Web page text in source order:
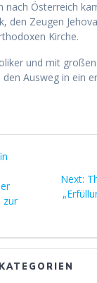
nach Österreich
den Zeugen
Kirche.
und mit
Ausweg in ein
zur
Next:
KATEGORIEN